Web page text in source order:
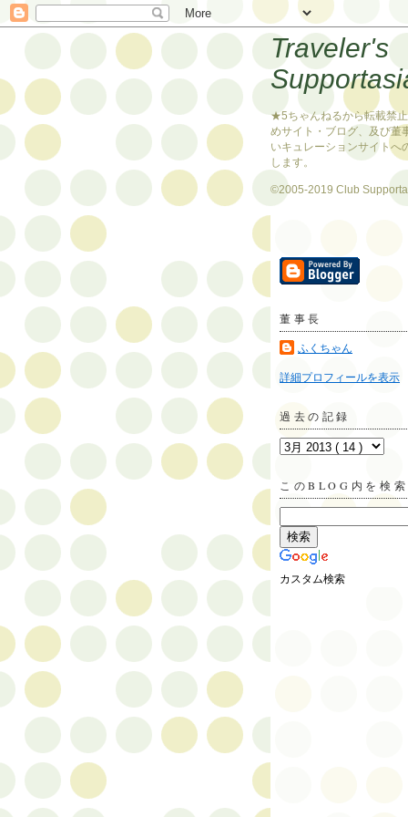
Traveler's
★5ちゃんねるから転載禁
めサイト・ブログ、及び董
いキュレーションサイトへ
します。
©2005-2019 Club
董事長
ふくちゃん
詳細プロフィールを表示
過去の記録
このBLOG内を検索
カスタム検索